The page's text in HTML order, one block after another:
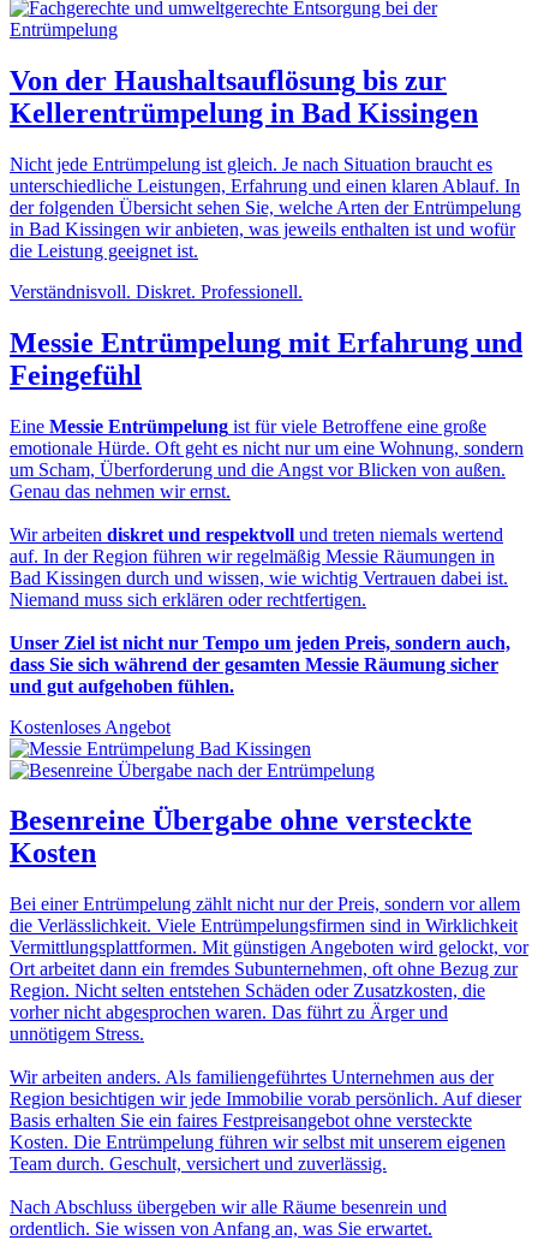
Von der Haushaltsauflösung bis zur
Kellerentrümpelung in Bad Kissingen
Nicht jede Entrümpelung ist gleich. Je nach Situation braucht es
unterschiedliche Leistungen, Erfahrung und einen klaren Ablauf. In
der folgenden Übersicht sehen Sie, welche Arten der Entrümpelung
in Bad Kissingen wir anbieten, was jeweils enthalten ist und wofür
die Leistung geeignet ist.
Verständnisvoll. Diskret. Professionell.
Messie Entrümpelung mit Erfahrung und
Feingefühl
Eine Messie Entrümpelung ist für viele Betroffene eine große
emotionale Hürde. Oft geht es nicht nur um eine Wohnung, sondern
um Scham, Überforderung und die Angst vor Blicken von außen.
Genau das nehmen wir ernst.
Wir arbeiten diskret und respektvoll und treten niemals wertend
auf. In der Region führen wir regelmäßig Messie Räumungen in
Bad Kissingen durch und wissen, wie wichtig Vertrauen dabei ist.
Niemand muss sich erklären oder rechtfertigen.
Unser Ziel ist nicht nur Tempo um jeden Preis, sondern auch,
dass Sie sich während der gesamten Messie Räumung sicher
und gut aufgehoben fühlen.
Kostenloses Angebot
Besenreine Übergabe ohne versteckte
Kosten
Bei einer Entrümpelung zählt nicht nur der Preis, sondern vor allem
die Verlässlichkeit. Viele Entrümpelungsfirmen sind in Wirklichkeit
Vermittlungsplattformen. Mit günstigen Angeboten wird gelockt, vor
Ort arbeitet dann ein fremdes Subunternehmen, oft ohne Bezug zur
Region. Nicht selten entstehen Schäden oder Zusatzkosten, die
vorher nicht abgesprochen waren. Das führt zu Ärger und
unnötigem Stress.
Wir arbeiten anders. Als familiengeführtes Unternehmen aus der
Region besichtigen wir jede Immobilie vorab persönlich. Auf dieser
Basis erhalten Sie ein faires Festpreisangebot ohne versteckte
Kosten. Die Entrümpelung führen wir selbst mit unserem eigenen
Team durch. Geschult, versichert und zuverlässig.
Nach Abschluss übergeben wir alle Räume besenrein und
ordentlich. Sie wissen von Anfang an, was Sie erwartet.